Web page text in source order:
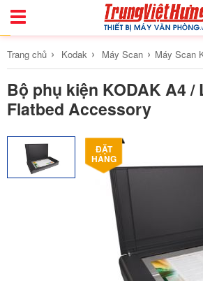
Toggle
Trang chủ › Kodak › Máy Scan › Máy Scan
Bộ phụ kiện KODAK A4 /
Flatbed Accessory
ĐẶT
HÀNG